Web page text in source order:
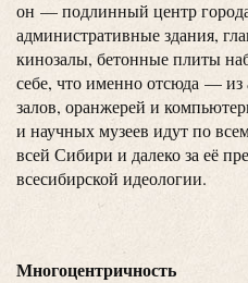
он — подлинный центр
административные здания,
кинозалы, бетонные плиты
себе, что именно отсюда —
залов, оранжерей и
и научных музеев идут по
всей Сибири и далеко за её
всесибирской идеологии.
Многоцентричность